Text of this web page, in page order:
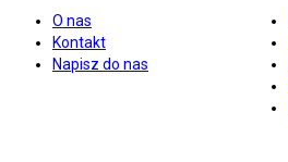
O nas
Kontakt
Napisz do nas